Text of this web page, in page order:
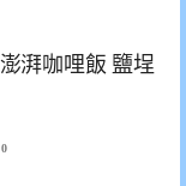
湃咖哩飯 鹽埕
0